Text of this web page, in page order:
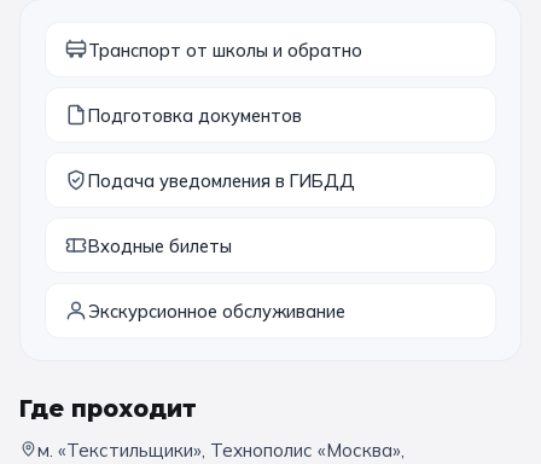
9 класс
География Ещё 7
🏛️ МУЗЕИ
Дарвиновский музей
Транспорт от школы и обратно
Подготовка документов
Подача уведомления в ГИБДД
Входные билеты
Экскурсионное обслуживание
Где проходит
м. «Текстильщики», Технополис «Москва»,